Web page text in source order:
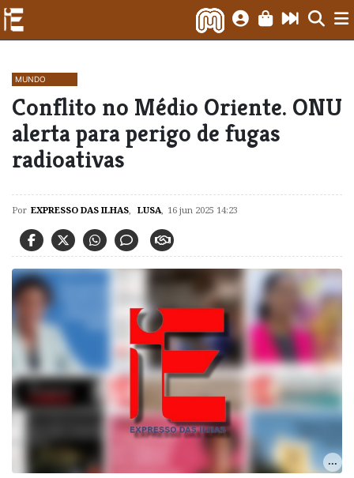
MUNDO
Conflito no Médio Oriente. ONU
alerta para perigo de fugas
radioativas
Por EXPRESSO DAS ILHAS, LUSA, 16 jun 2025 14:23